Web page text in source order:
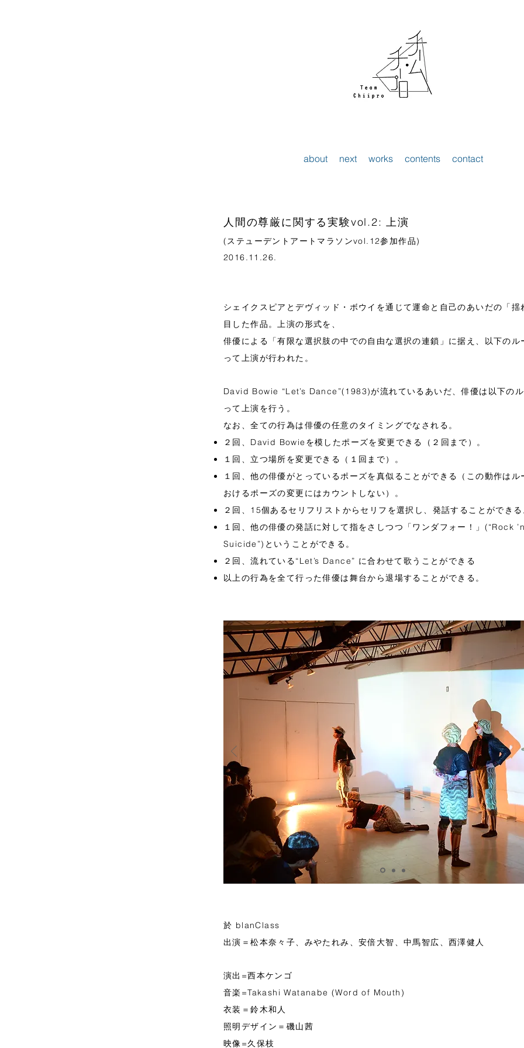
about next works contents contact
人間の尊厳に関する実験vol.2: 上演
(ステューデントアートマラソンvol.12参加作品)
2016.11.26.
シェイクスピアとデヴィッド・ボウイを通じて運命と自己のあいだの「揺
目した作品。上演の形式を、
俳優による「有限な選択肢の中での自由な選択の連鎖」に据え、以下のル
って上演が行われた。
David Bowie “Let’s Dance”(1983)が流れているあいだ、俳優は以下の
って上演を行う。
なお、全ての行為は俳優の任意のタイミングでなされる。
２回、David Bowieを模したポーズを変更できる（２回まで）。
１回、立つ場所を変更できる（１回まで）。
１回、他の俳優がとっているポーズを真似ることができる（この動作は
おけるポーズの変更にはカウントしない）。
２回、15個あるセリフリストからセリフを選択し、発話することができ
１回、他の俳優の発話に対して指をさしつつ「ワンダフォー！」(“Rock
Suicide”)ということができる。
２回、流れている“Let’s Dance” に合わせて歌うことができる
以上の行為を全て行った俳優は舞台から退場することができる。
於 blanClass
出演＝松本奈々子、みやたれみ、安倍大智、中馬智広、西澤健人
演出=西本ケンゴ
音楽=Takashi Watanabe (Word of Mouth)
衣装＝鈴木和人
照明デザイン＝磯山茜
映像=久保枝